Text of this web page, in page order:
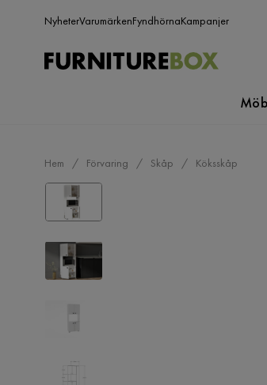
NyheterVarumärkenFyndhörnaKampanjer
Hem Förvaring Skåp Köksskåp